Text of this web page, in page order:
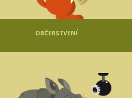
OBČERSTVENÍ